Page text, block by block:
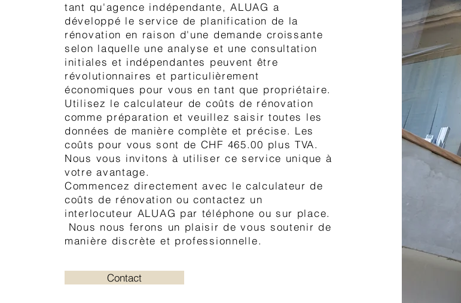
tant qu'agence indépendante, ALUAG a
développé le service de planification de la
rénovation en raison d'une demande croissante
selon laquelle une analyse et une consultation
initiales et indépendantes peuvent être
révolutionnaires et particulièrement
économiques pour vous en tant que propriétaire.
Utilisez le calculateur de coûts de rénovation
comme préparation et veuillez saisir toutes les
données de manière complète et précise. Les
coûts pour vous sont de CHF 465.00 plus TVA.
Nous vous invitons à utiliser ce service unique à
votre avantage.
Commencez directement avec le calculateur de
coûts de rénovation ou contactez un
interlocuteur ALUAG par téléphone ou sur place.
Nous nous ferons un plaisir de vous soutenir de
manière discrète et professionnelle.
Contact